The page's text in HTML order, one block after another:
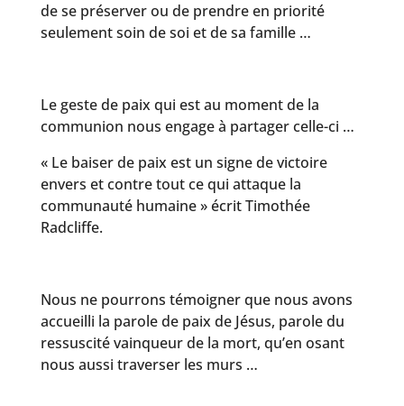
de se préserver ou de prendre en priorité
seulement soin de soi et de sa famille …
Le geste de paix qui est au moment de la
communion nous engage à partager celle-ci …
« Le baiser de paix est un signe de victoire
envers et contre tout ce qui attaque la
communauté humaine » écrit Timothée
Radcliffe.
Nous ne pourrons témoigner que nous avons
accueilli la parole de paix de Jésus, parole du
ressuscité vainqueur de la mort, qu’en osant
nous aussi traverser les murs …